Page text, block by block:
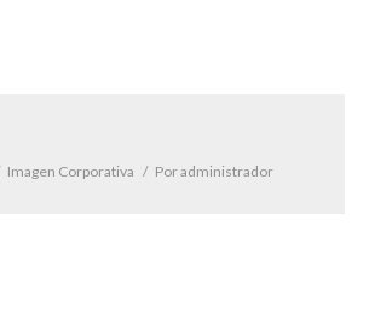
Imagen Corporativa Poradministrador